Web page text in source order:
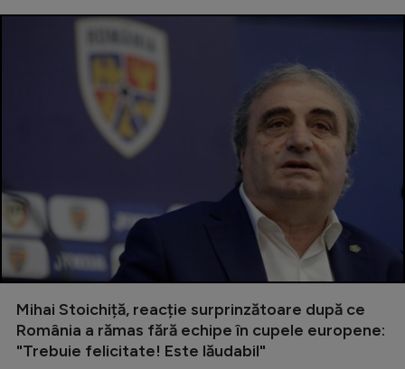
Mihai Stoichiță, reacție surprinzătoare după ce
România a rămas fără echipe în cupele europene:
"Trebuie felicitate! Este lăudabil"